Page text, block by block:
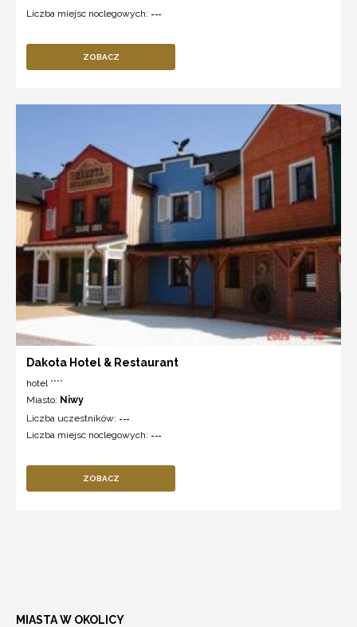
Liczba miejsc noclegowych: ---
ZOBACZ
Dakota Hotel & Restaurant
hotel ****
Miasto: Niwy
Liczba uczestników: ---
Liczba miejsc noclegowych: ---
ZOBACZ
MIASTA W OKOLICY